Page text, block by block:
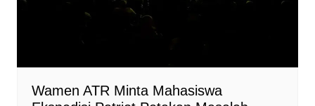
Wamen ATR Minta Mahasiswa